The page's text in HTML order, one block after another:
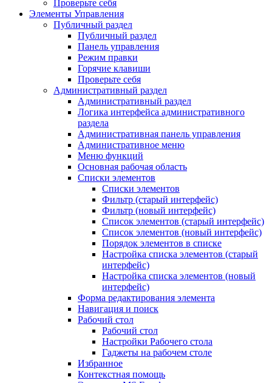
Проверьте себя
Элементы Управления
Публичный раздел
Публичный раздел
Панель управления
Режим правки
Горячие клавиши
Проверьте себя
Административный раздел
Административный раздел
Логика интерфейса административного
раздела
Административная панель управления
Административное меню
Меню функций
Основная рабочая область
Списки элементов
Списки элементов
Фильтр (старый интерфейс)
Фильтр (новый интерфейс)
Список элементов (старый интерфейс)
Список элементов (новый интерфейс)
Порядок элементов в списке
Настройка списка элементов (старый
интерфейс)
Настройка списка элементов (новый
интерфейс)
Форма редактирования элемента
Навигация и поиск
Рабочий стол
Рабочий стол
Настройки Рабочего стола
Гаджеты на рабочем столе
Избранное
Контекстная помощь